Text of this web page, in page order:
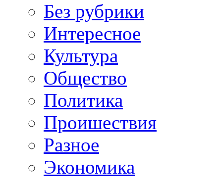
Без рубрики
Интересное
Культура
Общество
Политика
Проишествия
Разное
Экономика